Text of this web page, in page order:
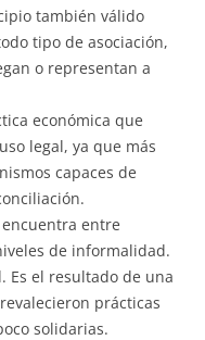
también válido
tipo de asociación,
o representan a
económica que
legal, ya que más
capaces de
entre
de informalidad.
Es el resultado de una
prácticas
solidarias.